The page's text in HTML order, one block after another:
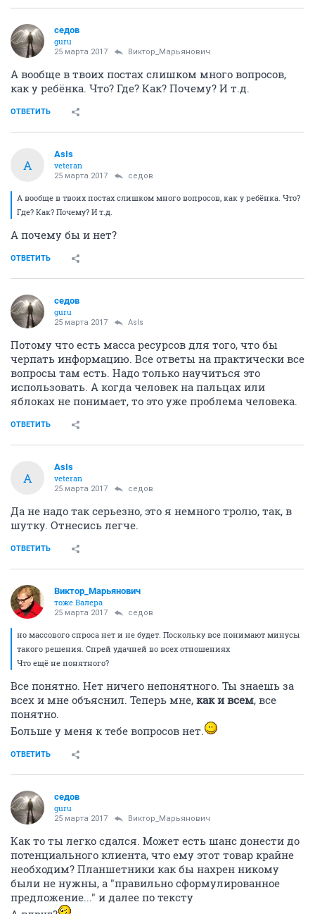
седов
guru
25 марта 2017 Виктор_Марьянович
А вообще в твоих постах слишком много вопросов,
как у ребёнка. Что? Где? Как? Почему? И т.д.
ОТВЕТИТЬ
A
AsIs
veteran
25 марта 2017 седов
А вообще в твоих постах слишком много вопросов, как у ребёнка. Что?
Где? Как? Почему? И т.д.
А почему бы и нет?
ОТВЕТИТЬ
седов
guru
25 марта 2017 AsIs
Потому что есть масса ресурсов для того, что бы
черпать информацию. Все ответы на практически все
вопросы там есть. Надо только научиться это
использовать. А когда человек на пальцах или
яблоках не понимает, то это уже проблема человека.
ОТВЕТИТЬ
A
AsIs
veteran
25 марта 2017 седов
Да не надо так серьезно, это я немного тролю, так, в
шутку. Отнесись легче.
ОТВЕТИТЬ
Виктор_Марьянович
тоже Валера
25 марта 2017 седов
но массового спроса нет и не будет. Поскольку все понимают минусы
такого решения. Спрей удачней во всех отношениях
Что ещё не понятного?
Все понятно. Нет ничего непонятного. Ты знаешь за
всех и мне объяснил. Теперь мне, как и всем, все
понятно.
Больше у меня к тебе вопросов нет.
ОТВЕТИТЬ
седов
guru
25 марта 2017 Виктор_Марьянович
Как то ты легко сдался. Может есть шанс донести до
потенциального клиента, что ему этот товар крайне
необходим? Планшетники как бы нахрен никому
были не нужны, а "правильно сформулированное
предложение..." и далее по тексту